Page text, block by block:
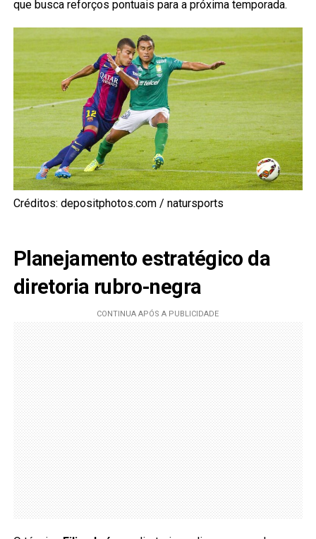
que busca reforços pontuais para a próxima temporada.
Créditos: depositphotos.com / natursports
Planejamento estratégico da
diretoria rubro-negra